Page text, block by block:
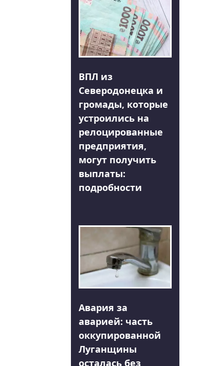
ВПЛ из
Северодонецка и
громады, которые
устроились на
релоцированные
предприятия,
могут получить
выплаты:
подробности
Авария за
аварией: часть
оккупированной
Луганщины
осталась без